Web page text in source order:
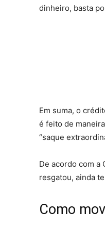
dinheiro, basta
Em suma, o
é feito de
“saque
De acordo com a
resgatou, ainda
Como